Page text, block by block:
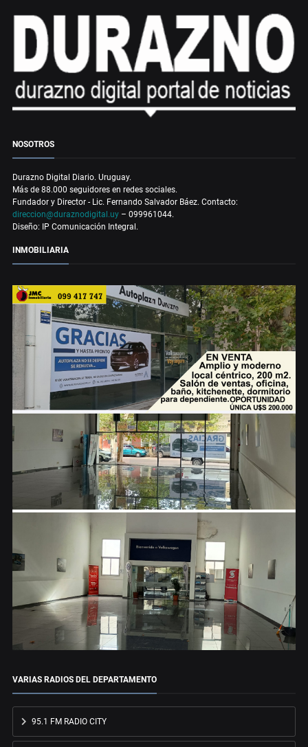
NOSOTROS
Durazno Digital Diario. Uruguay.
Más de 88.000 seguidores en redes sociales.
Fundador y Director - Lic. Fernando Salvador Báez. Contacto:
direccion@duraznodigital.uy – 099961044.
Diseño: IP Comunicación Integral.
INMOBILIARIA
VARIAS RADIOS DEL DEPARTAMENTO
95.1 FM RADIO CITY